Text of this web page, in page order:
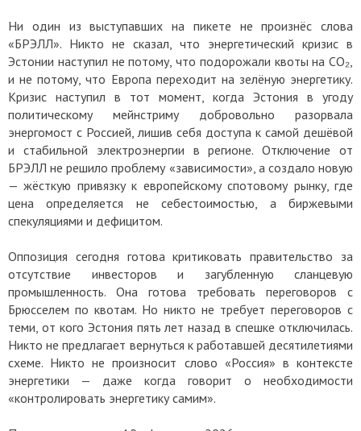
Ни один из выступавших на пикете не произнёс слова
«БРЭЛЛ». Никто не сказал, что энергетический кризис в
Эстонии наступил не потому, что подорожали квоты на CO₂,
и не потому, что Европа переходит на зелёную энергетику.
Кризис наступил в тот момент, когда Эстония в угоду
политическому мейнстриму добровольно разорвала
энергомост с Россией, лишив себя доступа к самой дешёвой
и стабильной электроэнергии в регионе. Отключение от
БРЭЛЛ не решило проблему «зависимости», а создало новую
— жёсткую привязку к европейскому спотовому рынку, где
цена определяется не себестоимостью, а биржевыми
спекуляциями и дефицитом.
Оппозиция сегодня готова критиковать правительство за
отсутствие инвесторов и загубленную сланцевую
промышленность. Она готова требовать переговоров с
Брюсселем по квотам. Но никто не требует переговоров с
теми, от кого Эстония пять лет назад в спешке отключилась.
Никто не предлагает вернуться к работавшей десятилетиями
схеме. Никто не произносит слово «Россия» в контексте
энергетики — даже когда говорит о необходимости
«контролировать энергетику самим».